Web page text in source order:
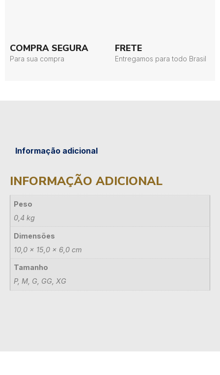
COMPRA SEGURA
Para sua compra
FRETE
Entregamos para todo Brasil
Informação adicional
INFORMAÇÃO ADICIONAL
Peso
0,4 kg
Dimensões
10,0 × 15,0 × 6,0 cm
Tamanho
P, M, G, GG, XG